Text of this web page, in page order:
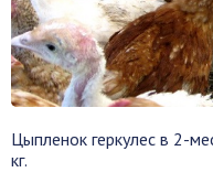
Цыпленок геркулес в 2-
кг.